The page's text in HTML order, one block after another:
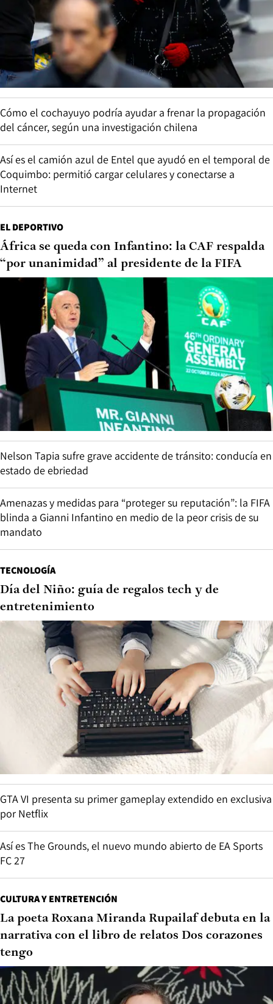
Cómo el cochayuyo podría ayudar a frenar la propagación
del cáncer, según una investigación chilena
Así es el camión azul de Entel que ayudó en el temporal de
Coquimbo: permitió cargar celulares y conectarse a
Internet
EL DEPORTIVO
África se queda con Infantino: la CAF respalda
“por unanimidad” al presidente de la FIFA
Nelson Tapia sufre grave accidente de tránsito: conducía en
estado de ebriedad
Amenazas y medidas para “proteger su reputación”: la FIFA
blinda a Gianni Infantino en medio de la peor crisis de su
mandato
TECNOLOGÍA
Día del Niño: guía de regalos tech y de
entretenimiento
GTA VI presenta su primer gameplay extendido en exclusiva
por Netflix
Así es The Grounds, el nuevo mundo abierto de EA Sports
FC 27
CULTURA Y ENTRETENCIÓN
La poeta Roxana Miranda Rupailaf debuta en la
narrativa con el libro de relatos Dos corazones
tengo